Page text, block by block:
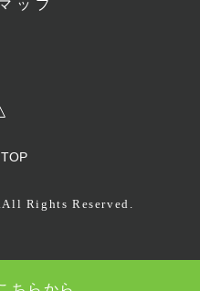
ップ
Rights Reserved.